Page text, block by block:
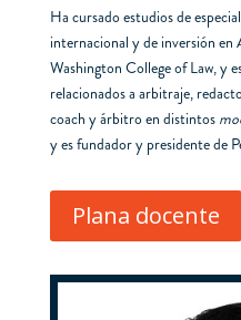
Ha cursado estudios de
internacional y de inversión
Washington College of Law, y
relacionados a arbitraje,
coach y árbitro en distintos
y es fundador y presidente de
Plana docente